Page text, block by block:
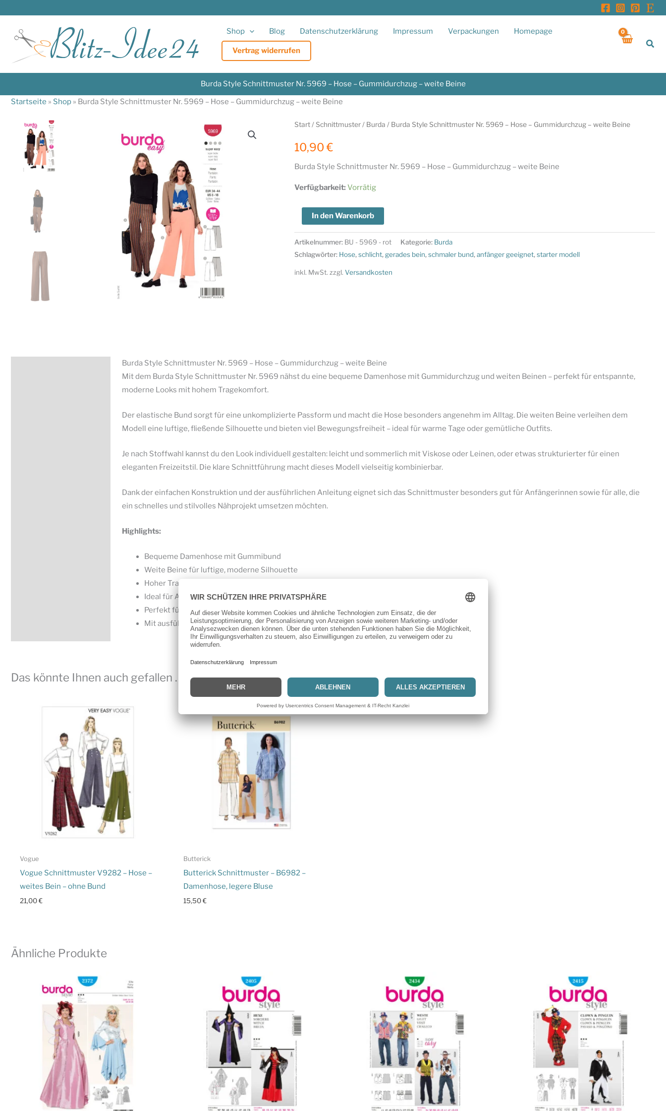
springen
Shop Blog Datenschutzerklärung Impressum Verpackungen Homepage
Vertrag widerrufen
Burda Style Schnittmuster Nr. 5969 – Hose – Gummidurchzug – weite Beine
Startseite » Shop » Burda Style Schnittmuster Nr. 5969 – Hose – Gummidurchzug – weite Beine
Start/ Schnittmuster/ Burda / Burda Style Schnittmuster Nr. 5969 – Hose – Gummidurchzug – weite Beine
10,90€
Burda Style Schnittmuster Nr. 5969 – Hose – Gummidurchzug – weite Beine
Verfügbarkeit: Vorrätig
Burda
Style
Schnittmuster
Nr.
Beine
Menge
In den Warenkorb
Artikelnummer: BU - 5969 - rot Kategorie: Burda
Schlagwörter: Hose,schlicht, gerades bein,schmaler bund,anfänger geeignet,starter modell
inkl. MwSt. zzgl. Versandkosten
Burda Style Schnittmuster Nr. 5969 – Hose – Gummidurchzug – weite Beine
Mit dem Burda Style Schnittmuster Nr. 5969 nähst du eine bequeme Damenhose mit Gummidurchzug und weiten Beinen – perfekt für entspannte,
moderne Looks mit hohem Tragekomfort.
Der elastische Bund sorgt für eine unkomplizierte Passform und macht die Hose besonders angenehm im Alltag. Die weiten Beine verleihen dem
Modell eine luftige, fließende Silhouette und bieten viel Bewegungsfreiheit – ideal für warme Tage oder gemütliche Outfits.
Je nach Stoffwahl kannst du den Look individuell gestalten: leicht und sommerlich mit Viskose oder Leinen, oder etwas strukturierter für einen
eleganten Freizeitstil. Die klare Schnittführung macht dieses Modell vielseitig kombinierbar.
Dank der einfachen Konstruktion und der ausführlichen Anleitung eignet sich das Schnittmuster besonders gut für Anfängerinnen sowie für alle, die
ein schnelles und stilvolles Nähprojekt umsetzen möchten.
Highlights:
Bequeme Damenhose mit Gummibund
Weite Beine für luftige, moderne Silhouette
Hoher Tragekomfort und einfache Passform
Ideal für Alltag, Freizeit und Sommerlooks
Perfekt für Anfänger geeignet
Mit ausführlicher Nähanleitung
Das könnte Ihnen auch gefallen …
Vogue
Vogue Schnittmuster V9282 – Hose –
weites Bein – ohne Bund
21,00€
Butterick
Butterick Schnittmuster – B6982 –
Damenhose, legere Bluse
15,50€
Ähnliche Produkte